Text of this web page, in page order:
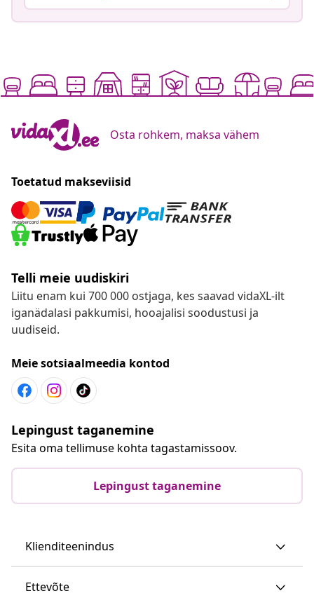
Osta rohkem, maksa vähem
Toetatud makseviisid
Telli meie uudiskiri
Liitu enam kui 700 000 ostjaga, kes saavad vidaXL-ilt
iganädalasi pakkumisi, hooajalisi soodustusi ja
uudiseid.
Meie sotsiaalmeedia kontod
Lepingust taganemine
Esita oma tellimuse kohta tagastamissoov.
Lepingust taganemine
Klienditeenindus
Ettevõte